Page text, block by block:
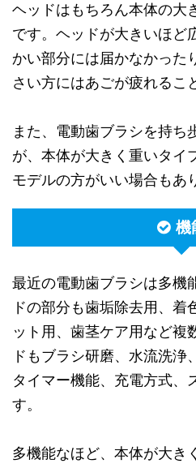
ヘッドはもちろん本体の大
です。ヘッドが大きいほど
かい部分には届かなかった
さい方にはあごが疲れるこ
また、電動歯ブラシを持ち
が、本体が大きく重いタイ
モデルの方がいい場合もあ
機
最近の電動歯ブラシは多機
ドの部分も歯垢除去用、着
ット用、歯茎ケア用など複
ドもブラシ研磨、水流洗浄
タイマー機能、充電方式、
す。
多機能なほど、本体が大き